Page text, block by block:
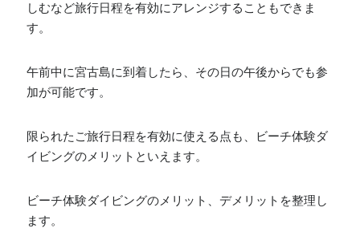
しむなど旅行日程を有効にアレンジすることもできま
す。
午前中に宮古島に到着したら、その日の午後からでも参
加が可能です。
限られたご旅行日程を有効に使える点も、ビーチ体験ダ
イビングのメリットといえます。
ビーチ体験ダイビングのメリット、デメリットを整理し
ます。